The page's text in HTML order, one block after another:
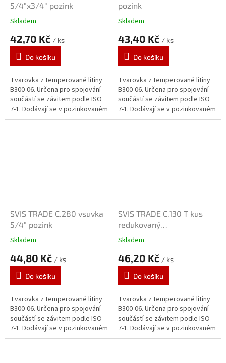
5/4"x3/4" pozink
Skladem
42,70 Kč / ks
Do košíku
Tvarovka z temperované litiny
B300-06. Určena pro spojování
součástí se závitem podle ISO
7-1. Dodávají se v pozinkovaném
provedení. Zinkový povlak o
pozink
Skladem
43,40 Kč / ks
Do košíku
Tvarovka z temperované litiny
B300-06. Určena pro spojování
součástí se závitem podle ISO
7-1. Dodávají se v pozinkovaném
provedení. Zinkový povlak o
SVIS TRADE C.280 vsuvka
5/4" pozink
Skladem
44,80 Kč / ks
Do košíku
Tvarovka z temperované litiny
B300-06. Určena pro spojování
součástí se závitem podle ISO
7-1. Dodávají se v pozinkovaném
provedení. Zinkový povlak o
SVIS TRADE C.130 T kus
redukovaný
3/4"x1/2"x3/4" pozink
Skladem
46,20 Kč / ks
Do košíku
Tvarovka z temperované litiny
B300-06. Určena pro spojování
součástí se závitem podle ISO
7-1. Dodávají se v pozinkovaném
provedení. Zinkový povlak o